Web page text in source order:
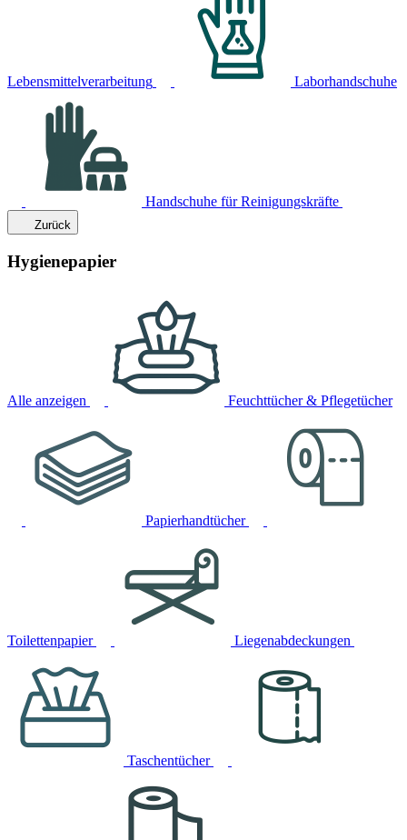
Lebensmittelverarbeitung Laborhandschuhe
Handschuhe für Reinigungskräfte
Zurück
Hygienepapier
Alle anzeigen Feuchttücher & Pflegetücher
Papierhandtücher
Toilettenpapier Liegenabdeckungen
Taschentücher